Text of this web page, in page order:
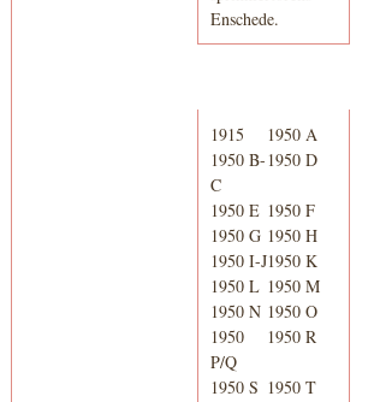
Enschede.
1915
1950 A
1950 B-
C
1950 D
1950 E 1950 F
1950 G 1950 H
1950 I-J1950 K
1950 L 1950 M
1950 N 1950 O
1950
P/Q
1950 R
1950 S 1950 T